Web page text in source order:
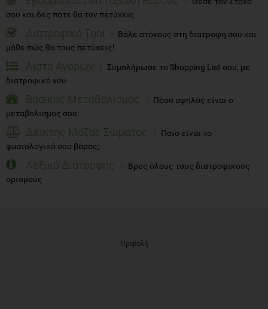
σου και δες πότε θα τον πετύχεις
Διατροφικό Tool
Βάλε στόχους στη διατροφή σου και
μάθε πώς θα τους πετύχεις!
Λίστα Αγορών
Συμπλήρωσε το Shopping List σου, με
διατροφικό νου
Βασικός Μεταβολισμός
Πόσο υψηλός είναι ο
μεταβολισμός σου;
Δείκτης Μάζας Σώματος
Ποιο είναι το
φυσιολογικό σου βάρος;
Λεξικό Διατροφής
Βρες όλους τους διατροφικούς
ορισμούς
Προβολή